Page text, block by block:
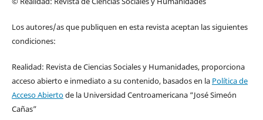
Los autores/as que publiquen en esta revista aceptan las siguientes
condiciones:
Realidad: Revista de Ciencias Sociales y Humanidades, proporciona
acceso abierto e inmediato a su contenido, basados en la Política de
Acceso Abiertode la Universidad Centroamericana “José Simeón
Cañas”